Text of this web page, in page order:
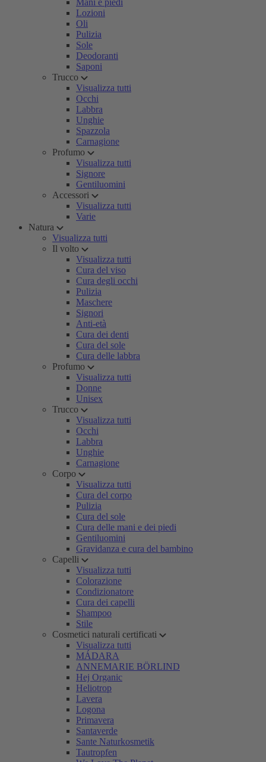
Mani e piedi
Lozioni
Oli
Pulizia
Sole
Deodoranti
Saponi
Trucco
Visualizza tutti
Occhi
Labbra
Unghie
Spazzola
Carnagione
Profumo
Visualizza tutti
Signore
Gentiluomini
Accessori
Visualizza tutti
Varie
Natura
Visualizza tutti
Il volto
Visualizza tutti
Cura del viso
Cura degli occhi
Pulizia
Maschere
Signori
Anti-età
Cura dei denti
Cura del sole
Cura delle labbra
Profumo
Visualizza tutti
Donne
Unisex
Trucco
Visualizza tutti
Occhi
Labbra
Unghie
Carnagione
Corpo
Visualizza tutti
Cura del corpo
Pulizia
Cura del sole
Cura delle mani e dei piedi
Gentiluomini
Gravidanza e cura del bambino
Capelli
Visualizza tutti
Colorazione
Condizionatore
Cura dei capelli
Shampoo
Stile
Cosmetici naturali certificati
Visualizza tutti
MÁDARA
ANNEMARIE BÖRLIND
Hej Organic
Heliotrop
Lavera
Logona
Primavera
Santaverde
Sante Naturkosmetik
Tautropfen